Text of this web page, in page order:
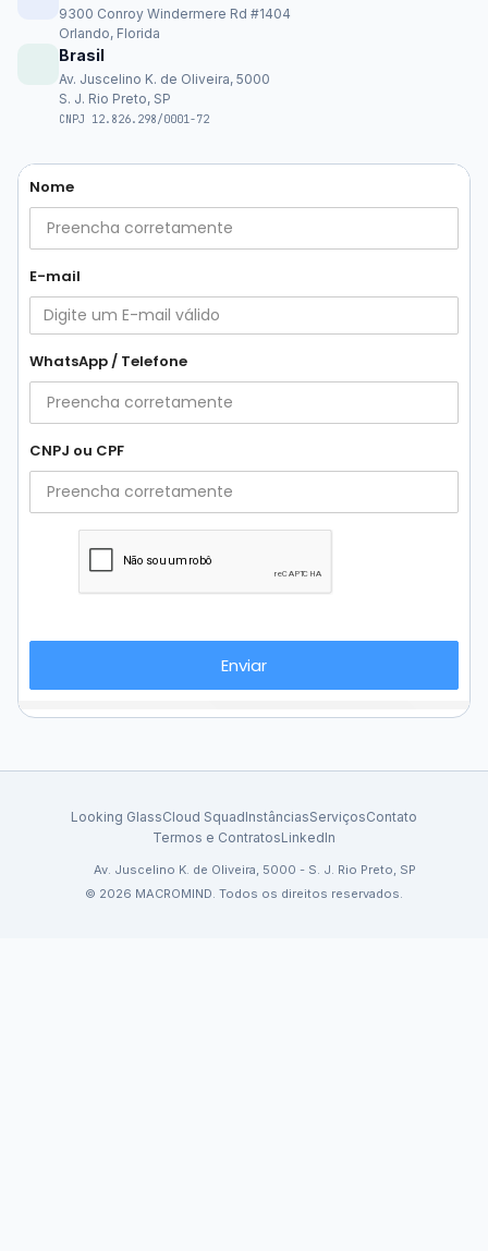
9300 Conroy Windermere Rd #1404
Orlando, Florida
Brasil
Av. Juscelino K. de Oliveira, 5000
S. J. Rio Preto, SP
CNPJ 12.826.298/0001-72
Looking GlassCloud SquadInstânciasServiçosContato
Termos e ContratosLinkedIn
Av. Juscelino K. de Oliveira, 5000 - S. J. Rio Preto, SP
© 2026 MACROMIND. Todos os direitos reservados.